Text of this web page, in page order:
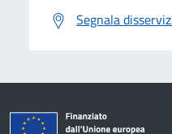
Segnala